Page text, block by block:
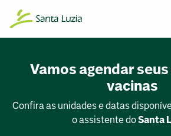
Vamos agendar
vacinas
Confira as unidades e datas
o assistente doSanta